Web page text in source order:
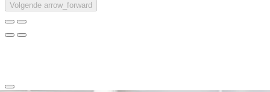
Volgende arrow_forward